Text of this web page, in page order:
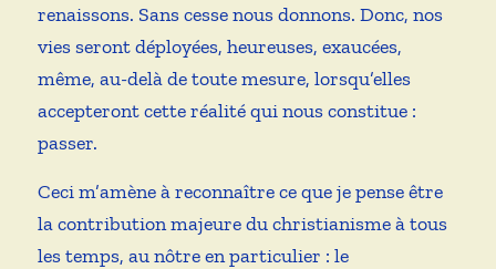
renaissons. Sans cesse nous donnons. Donc, nos
vies seront déployées, heureuses, exaucées,
même, au-delà de toute mesure, lorsqu’elles
accepteront cette réalité qui nous constitue :
passer.
Ceci m’amène à reconnaître ce que je pense être
la contribution majeure du christianisme à tous
les temps, au nôtre en particulier : le